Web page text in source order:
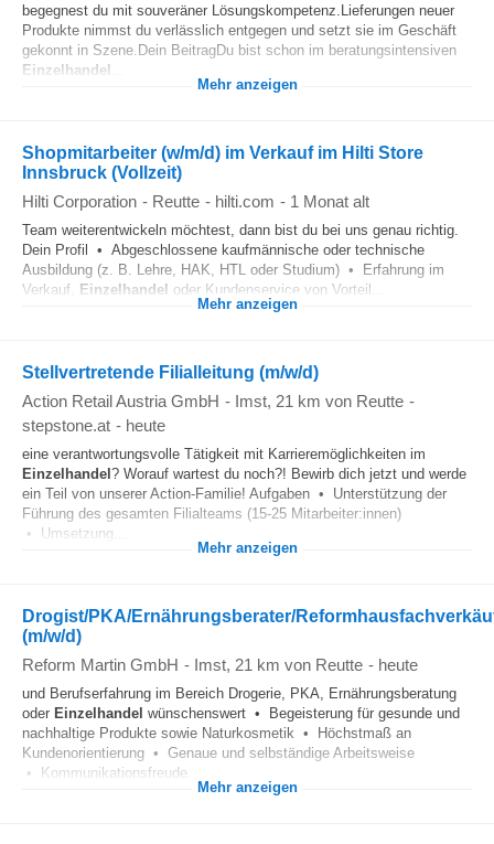
begegnest du mit souveräner Lösungskompetenz.Lieferungen neuer
Produkte nimmst du verlässlich entgegen und setzt sie im Geschäft
gekonnt in Szene.Dein BeitragDu bist schon im beratungsintensiven
Einzelhandel
Mehr anzeigen
Shopmitarbeiter (w/m/d) im Verkauf im Hilti Store
Innsbruck (Vollzeit)
Hilti Corporation - Reutte - hilti.com - 1 Monat alt
Team weiterentwickeln möchtest, dann bist du bei uns genau richtig.
Dein Profil • Abgeschlossene kaufmännische oder technische
Ausbildung (z. B. Lehre, HAK, HTL oder Studium) • Erfahrung im
Verkauf, Einzelhandel oder Kundenservice von Vorteil...
Mehr anzeigen
Stellvertretende Filialleitung (m/w/d)
Action Retail Austria GmbH - Imst, 21 km von Reutte -
stepstone.at - heute
eine verantwortungsvolle Tätigkeit mit Karrieremöglichkeiten im
Einzelhandel ? Worauf wartest du noch?! Bewirb dich jetzt und werde
ein Teil von unserer Action-Familie! Aufgaben • Unterstützung der
Führung des gesamten Filialteams (15-25 Mitarbeiter:innen)
• Umsetzung...
Mehr anzeigen
Drogist/PKA/Ernährungsberater/
(m/w/d)
Reform Martin GmbH - Imst, 21 km von Reutte - heute
und Berufserfahrung im Bereich Drogerie, PKA, Ernährungsberatung
oder Einzelhandel wünschenswert • Begeisterung für gesunde und
nachhaltige Produkte sowie Naturkosmetik • Höchstmaß an
Kundenorientierung • Genaue und selbständige Arbeitsweise
• Kommunikationsfreude...
Mehr anzeigen